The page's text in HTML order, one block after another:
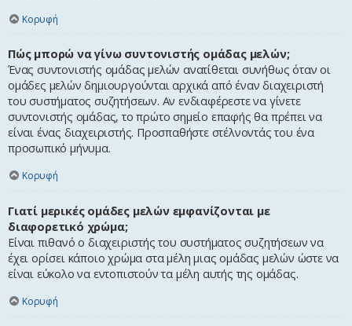
Κορυφή
Πώς μπορώ να γίνω συντονιστής ομάδας μελών;
Ένας συντονιστής ομάδας μελών ανατίθεται συνήθως όταν οι
ομάδες μελών δημιουργούνται αρχικά από έναν διαχειριστή
του συστήματος συζητήσεων. Αν ενδιαφέρεστε να γίνετε
συντονιστής ομάδας, το πρώτο σημείο επαφής θα πρέπει να
είναι ένας διαχειριστής. Προσπαθήστε στέλνοντάς του ένα
προσωπικό μήνυμα.
Κορυφή
Γιατί μερικές ομάδες μελών εμφανίζονται με
διαφορετικό χρώμα;
Είναι πιθανό ο διαχειριστής του συστήματος συζητήσεων να
έχει ορίσει κάποιο χρώμα στα μέλη μιας ομάδας μελών ώστε να
είναι εύκολο να εντοπιστούν τα μέλη αυτής της ομάδας.
Κορυφή